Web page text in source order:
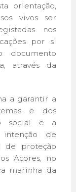
orientação,
vivos ser
nos
por si
documento
através da
a garantir a
e dos
social e a
de
de proteção
Açores, no
marinha da